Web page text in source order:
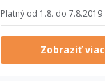
Platný od 1.8. do 7.8.2019
Zobraziť viac